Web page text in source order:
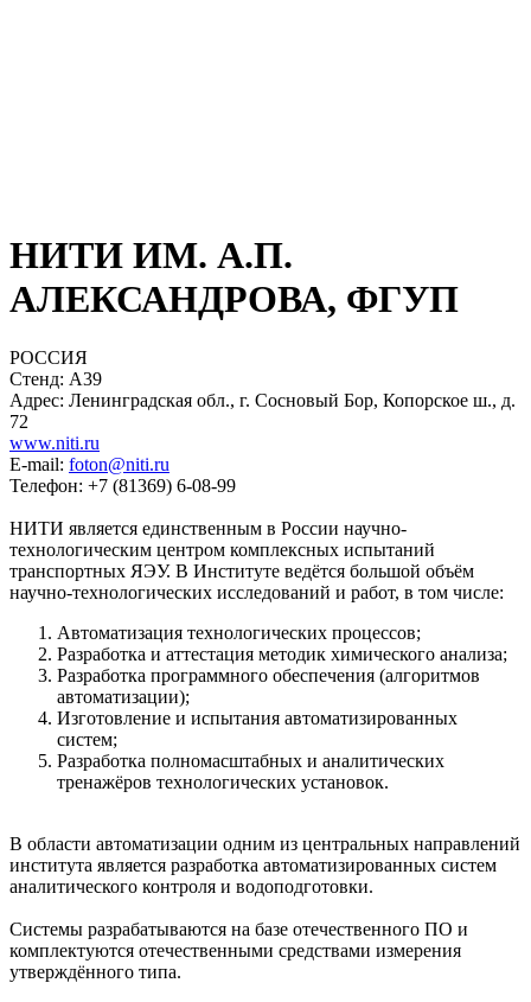
НИТИ ИМ. А.П.
АЛЕКСАНДРОВА, ФГУП
РОССИЯ
Стенд: A39
Адрес: Ленинградская обл., г. Сосновый Бор, Копорское ш., д.
72
www.niti.ru
E-mail: foton@niti.ru
Телефон: +7 (81369) 6-08-99
НИТИ является единственным в России научно-
технологическим центром комплексных испытаний
транспортных ЯЭУ. В Институте ведётся большой объём
научно-технологических исследований и работ, в том числе:
Автоматизация технологических процессов;
Разработка и аттестация методик химического анализа;
Разработка программного обеспечения (алгоритмов
автоматизации);
Изготовление и испытания автоматизированных
систем;
Разработка полномасштабных и аналитических
тренажёров технологических установок.
В области автоматизации одним из центральных направлений
института является разработка автоматизированных систем
аналитического контроля и водоподготовки.
Системы разрабатываются на базе отечественного ПО и
комплектуются отечественными средствами измерения
утверждённого типа.